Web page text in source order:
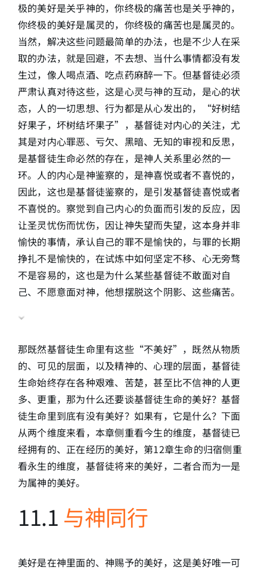
极的美好是关乎神的，你终极的痛苦也是关乎神的，
你终极的美好是属灵的，你终极的痛苦也是属灵的。
当然，解决这些问题最简单的办法，也是不少人在采
取的办法，就是回避，不去想、当什么事情都没有发
生过，像人喝点酒、吃点药麻醉一下。但基督徒必须
严肃认真对待这些，这是心灵与神的互动，是心的状
态，人的一切思想、行为都是从心发出的，“好树结
好果子，坏树结坏果子”，基督徒对内心的关注，尤
其是对内心罪恶、亏欠、黑暗、无知的审视和反思，
是基督徒生命必然的存在，是神人关系里必然的一
环。人的内心是神鉴察的，是神喜悦或者不喜悦的，
因此，这也是基督徒鉴察的，是引发基督徒喜悦或者
不喜悦的。察觉到自己内心的负面而引发的反应，因
让圣灵忧伤而忧伤，因让神失望而失望，这本身并非
愉快的事情，承认自己的罪不是愉快的，与罪的长期
挣扎不是愉快的，在试炼中如何坚定不移、心无旁骛
不是容易的，这也是为什么某些基督徒不敢面对自
己、不愿意面对神，他想摆脱这个阴影、这些痛苦。
那既然基督徒生命里有这些“不美好”，既然从物质
的、可见的层面，以及精神的、心理的层面，基督徒
生命始终存在各种艰难、苦楚，甚至比不信神的人更
多、更重，那为什么还要谈基督徒生命的美好？基督
徒生命里到底有没有美好？如果有，它是什么？下面
从两个维度来看，本章侧重看今生的维度，基督徒已
经拥有的、正在经历的美好，第12章生命的归宿侧重
看永生的维度，基督徒将来的美好，二者合而为一是
为属神的美好。
11.1 与神同行
美好是在神里面的、神赐予的美好，这是美好唯一可